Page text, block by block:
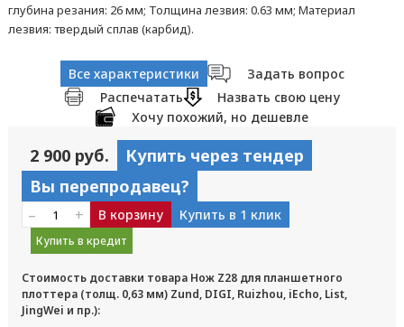
глубина резания: 26 мм; Толщина лезвия: 0.63 мм; Материал
лезвия: твердый сплав (карбид).
Все характеристики
Задать вопрос
Распечатать
Назвать свою цену
Хочу похожий, но дешевле
2 900 руб.
Купить через тендер
Вы перепродавец?
– + В корзину Купить в 1 клик
Купить в кредит
Стоимость доставки товара Нож Z28 для планшетного
плоттера (толщ. 0,63 мм) Zund, DIGI, Ruizhou, iEcho, List,
JingWei и пр.):